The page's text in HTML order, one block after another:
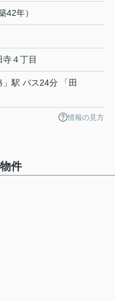
42年）
寺４丁目
」駅 バス24分 「田
情報の見方
件